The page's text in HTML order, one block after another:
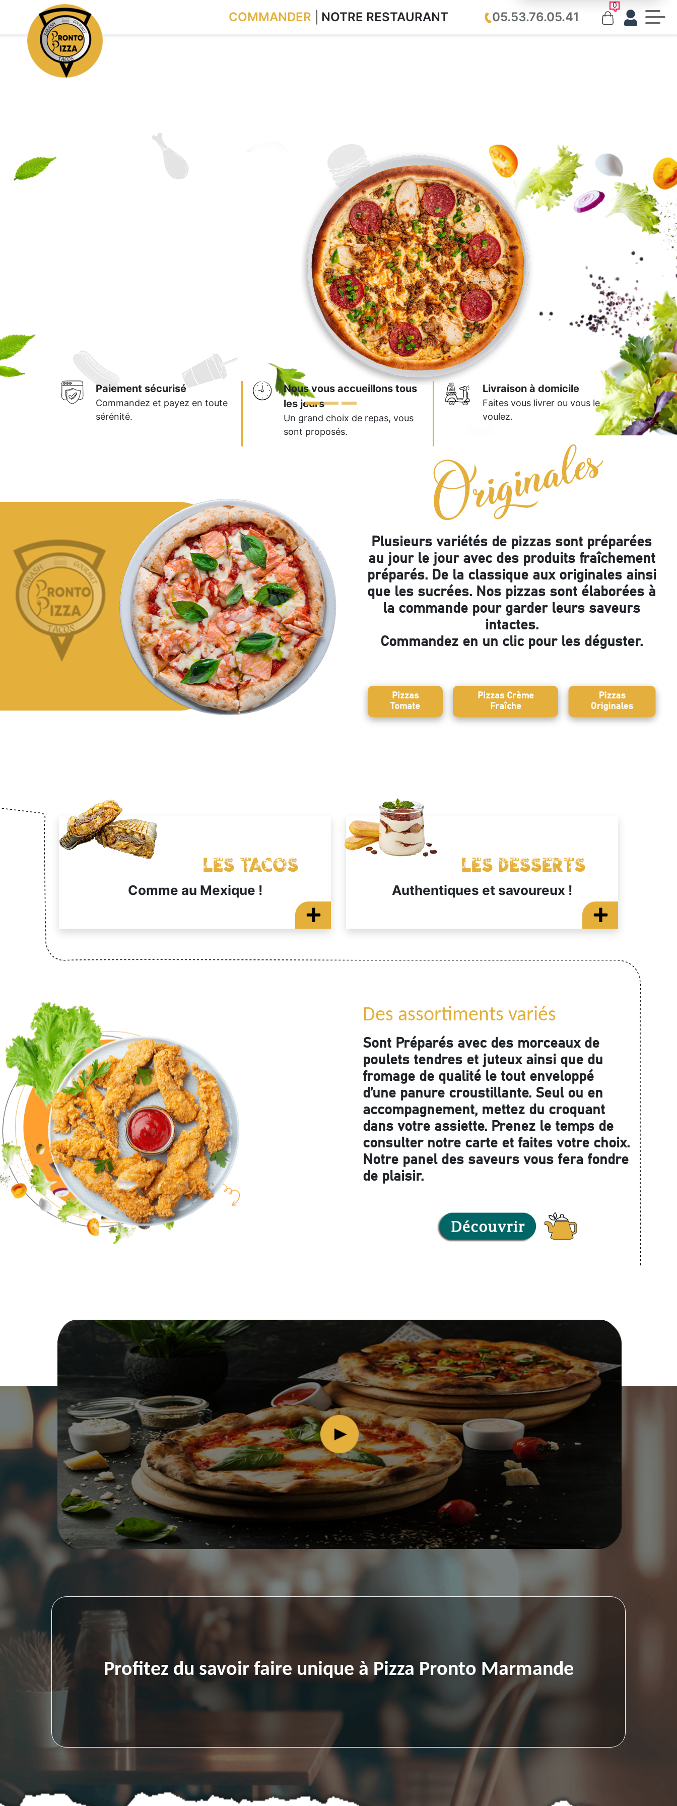
C.G.V
COMMANDER NOTRE RESTAURANT 05.53.76.05.41
0
et du goût !
Enjoy
Commander Maintenant
Paiement sécurisé
Commandez et payez en toute
sérénité.
Nous vous accueillons tous
les jours
Un grand choix de repas, vous
sont proposés.
Livraison à domicile
Faites vous livrer ou vous le
voulez.
Originales
Plusieurs variétés de pizzas sont préparées
au jour le jour avec des produits fraîchement
préparés. De la classique aux originales ainsi
que les sucrées. Nos pizzas sont élaborées à
la commande pour garder leurs saveurs
intactes.
Commandez en un clic pour les déguster.
Pizzas
Tomate
Pizzas Crème
Fraîche
Pizzas
Originales
Les Tacos
Comme au Mexique !
Les Desserts
Authentiques et savoureux !
Des assortiments variés
Sont Préparés avec des morceaux de
poulets tendres et juteux ainsi que du
fromage de qualité le tout enveloppé
d’une panure croustillante. Seul ou en
accompagnement, mettez du croquant
dans votre assiette. Prenez le temps de
consulter notre carte et faites votre choix.
Notre panel des saveurs vous fera fondre
de plaisir.
Profitez du savoir faire unique à Pizza Pronto Marmande